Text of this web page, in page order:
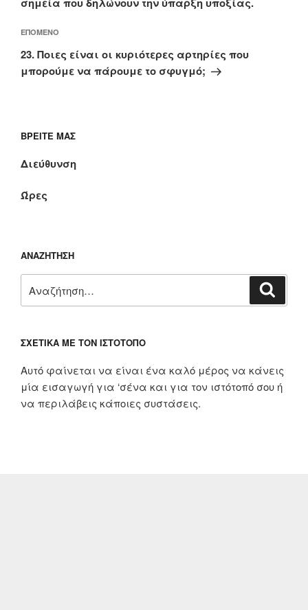
Επόμενο
άρθρο
ΕΠΌΜΕΝΟ
23. Ποιες είναι οι κυριότερες αρτηρίες που
μπορούμε να πάρουμε το σφυγμό;
ΒΡΕΊΤΕ ΜΑΣ
Διεύθυνση
Ώρες
ΑΝΑΖΉΤΗΣΗ
για:
ΣΧΕΤΙΚΆ ΜΕ ΤΟΝ ΙΣΤΌΤΟΠΟ
Αυτό φαίνεται να είναι ένα καλό μέρος να κάνεις
μία εισαγωγή για ‘σένα και για τον ιστότοπό σου ή
να περιλάβεις κάποιες συστάσεις.